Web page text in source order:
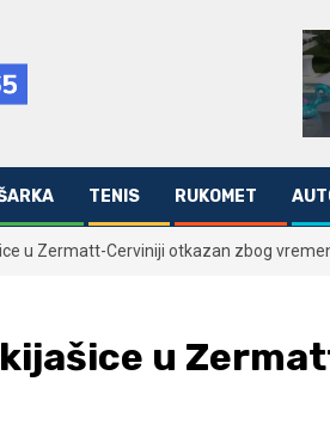
TENIS RUKOMET
u Zermatt-Cerviniji otkazan zbog
u